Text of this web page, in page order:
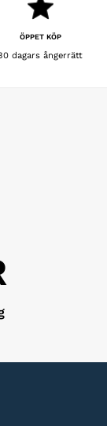
ÖPPET KÖP
dagars ångerrätt